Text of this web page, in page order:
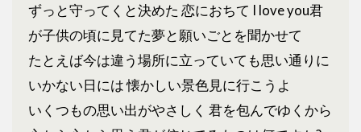
ずっと守ってくと決めた 恋におちて I love you君
が子供の頃に見てた夢と願いごとを聞かせて
たとえば今は違う場所に立っていても思い通りに
いかない日には 懐かしい景色見に行こうよ
いくつもの思い出がやさしく 君を包んでゆくから